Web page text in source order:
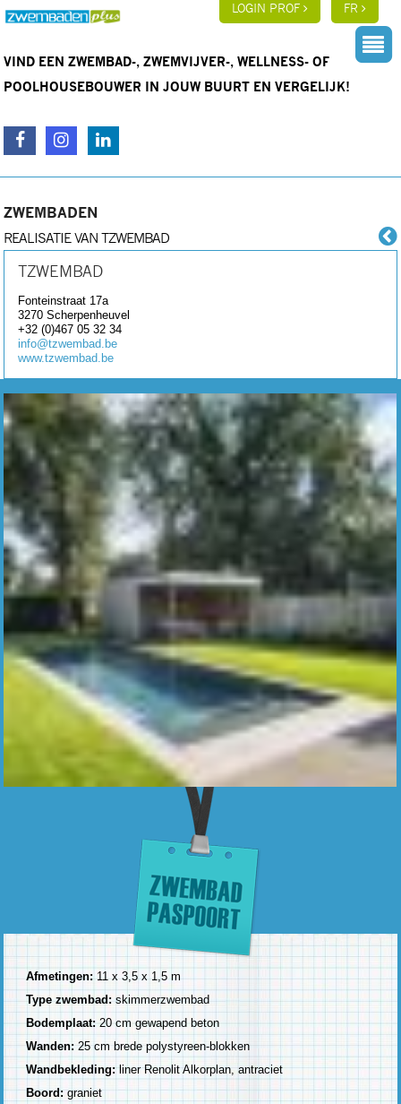
LOGIN PROF FR
VIND EEN ZWEMBAD-, ZWEMVIJVER-, WELLNESS- OF
POOLHOUSEBOUWER IN JOUW BUURT EN VERGELIJK!
ZWEMBADEN
REALISATIE VAN TZWEMBAD
TZWEMBAD
Fonteinstraat 17a
3270Scherpenheuvel
+32 (0)467 05 32 34
info@tzwembad.be
www.tzwembad.be
Afmetingen:11 x 3,5 x 1,5 m
Type zwembad:skimmerzwembad
Bodemplaat:20 cm gewapend beton
Wanden:25 cm brede polystyreen-blokken
Wandbekleding:liner Renolit Alkorplan, antraciet
Boord:graniet